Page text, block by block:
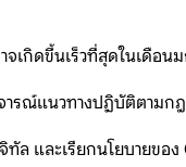
เกิดขึ้นเร็วที่สุดในเดือ
รณ์แนวทางปฏิบัติตามก
ล และเรียกนโยบายขอ